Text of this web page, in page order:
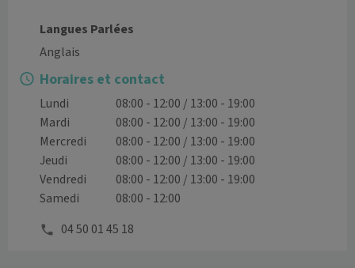
Langues Parlées
Anglais
Horaires et contact
Lundi
08:00 - 12:00 / 13:00 - 19:00
Mardi
08:00 - 12:00 / 13:00 - 19:00
Mercredi
08:00 - 12:00 / 13:00 - 19:00
Jeudi
08:00 - 12:00 / 13:00 - 19:00
Vendredi
08:00 - 12:00 / 13:00 - 19:00
Samedi
08:00 - 12:00
04 50 01 45 18